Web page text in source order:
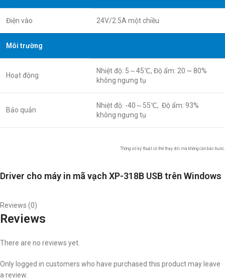
Điện vào 24V/2.5A một chiều
Môi trường
Hoạt động
Nhiệt độ: 5～45℃, Độ ẩm: 20 ~ 80%
không ngưng tụ
Bảo quản
Nhiệt độ: -40～55℃, Độ ẩm: 93%
không ngưng tụ
Thông số kỹ thuật có thể thay đổi mà không cần báo trước.
Driver cho máy in mã vạch XP-318B USB trên Windows
Reviews (0)
Reviews
There are no reviews yet.
Only logged in customers who have purchased this product may leave
a review.